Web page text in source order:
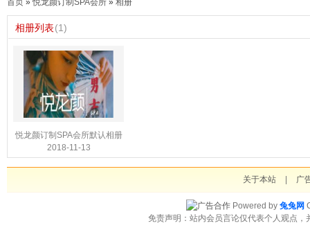
首页 »悦龙颜订制SPA会所 » 相册
相册列表(1)
悦龙颜订制SPA会所默认相册
2018-11-13
关于本站 广
Powered by 兔兔网
免责声明：站内会员言论仅代表个人观点